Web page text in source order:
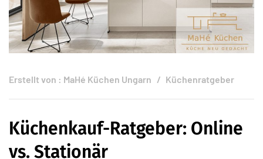
Erstellt von : MaHé Küchen Ungarn Küchenratgeber
Küchenkauf-Ratgeber: Online
vs. Stationär